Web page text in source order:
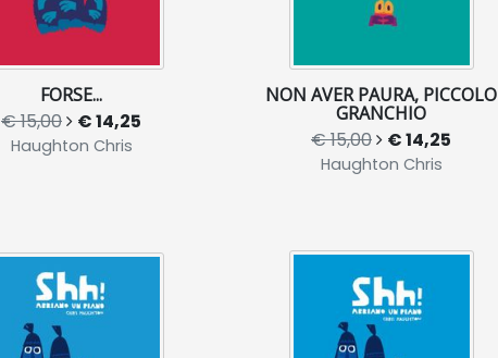
FORSE...
€ 15,00 € 14,25
Haughton Chris
NON AVER PAURA, PICCOLO
GRANCHIO
€ 15,00 € 14,25
Haughton Chris